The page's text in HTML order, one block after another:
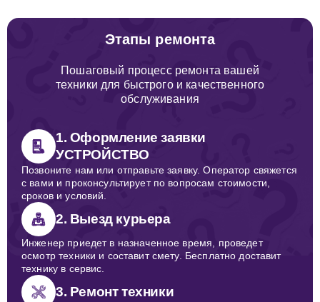
Этапы ремонта
Пошаговый процесс ремонта вашей
техники для быстрого и качественного
обслуживания
1. Оформление заявки
УСТРОЙСТВО
Позвоните нам или отправьте заявку. Оператор свяжется
с вами и проконсультирует по вопросам стоимости,
сроков и условий.
2. Выезд курьера
Инженер приедет в назначенное время, проведет
осмотр техники и составит смету. Бесплатно доставит
технику в сервис.
3. Ремонт техники